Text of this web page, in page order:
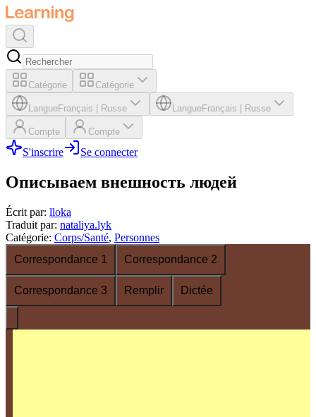
Catégorie Catégorie
LangueFrançais Russe LangueFrançais Russe
Compte Compte
S'inscrire Se connecter
Описываем внешность людей
Écrit par: lloka
Traduit par: nataliya.lyk
Catégorie: Corps/Santé, Personnes
Correspondance 1
Correspondance 2
Correspondance 3 Remplir Dictée